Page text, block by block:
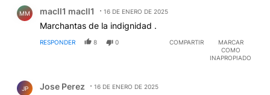
MM macll1 macll1 16 DE ENERO DE 2025
Marchantas de la indignidad .
RESPONDER 8 0 COMPARTIR
MARCAR
COMO
INAPROPIADO
JP Jose Perez 16 DE ENERO DE 2025